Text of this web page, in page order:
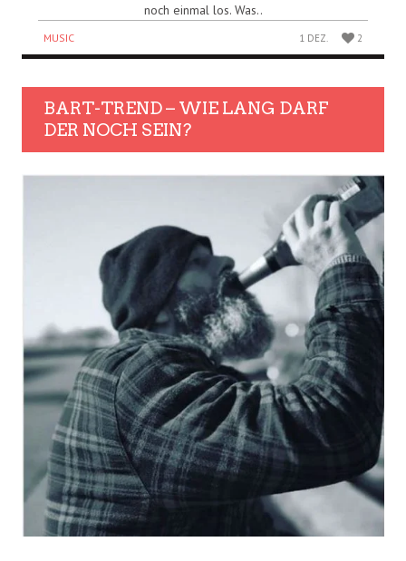
noch einmal los. Was..
MUSIC 1 DEZ. 2
BART-TREND – WIE LANG DARF
DER NOCH SEIN?